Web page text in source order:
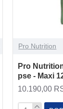
Pro Nutrition
Pro
pse - Maxi
10.190,00